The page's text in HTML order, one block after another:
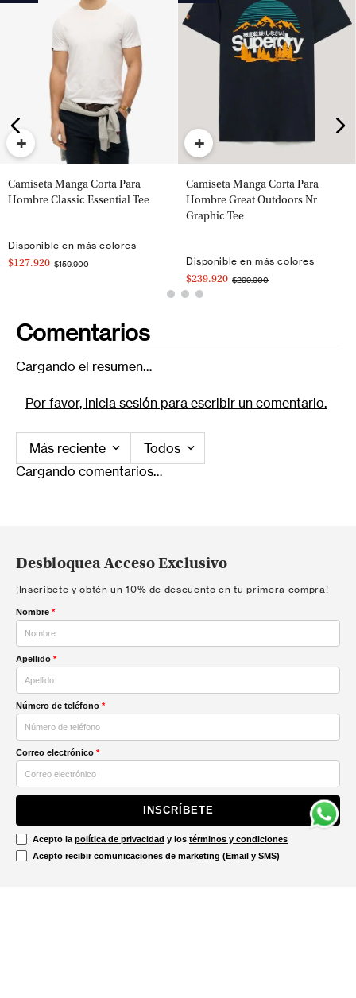
+
Camiseta Manga Corta Para
Hombre Classic Essential Tee
Disponible en más colores
$127.920 $159.900
+
Camiseta Manga Corta Para
Hombre Great Outdoors Nr
Graphic Tee
Disponible en más colores
$239.920 $299.900
Comentarios
Cargando el resumen…
Por favor, inicia sesión para escribir un comentario.
Más reciente
Todos
Cargando comentarios…
Desbloquea Acceso Exclusivo
¡Inscríbete y obtén un 10% de descuento en tu primera compra!
Nombre *
Apellido *
Número de teléfono *
Correo electrónico *
INSCRÍBETE
Acepto la política de privacidad y los términos y condiciones
Acepto recibir comunicaciones de marketing (Email y SMS)